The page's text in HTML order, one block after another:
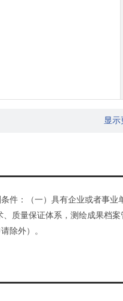
显示
件：（一）具有企业或者事
质量保证体系，测绘成果档
除外）。